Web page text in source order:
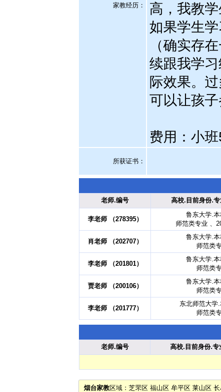
家教经历 ：
高，我教
如果学生
（确实存
续跟我学
际效果。
可以让孩
费用：小
所获证书 ：
老师.编号 高校.目前身份.
李老师 （278395）
鲁东大学.
师范类专业 、
肖老师 （202707）
鲁东大学.
师范类
李老师 （201801）
鲁东大学.
师范类
贾老师 （200106）
鲁东大学.
师范类
李老师 （201777）
东北师范大学
师范类
老师.编号 高校.目前身份.专
烟台家教区域： 芝罘区 福山区 牟平区 莱山区